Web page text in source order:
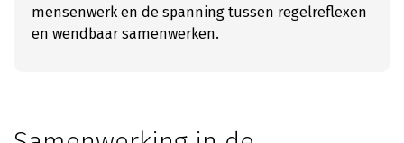
mensenwerk en de spanning tussen regelreflexen
en wendbaar samenwerken.